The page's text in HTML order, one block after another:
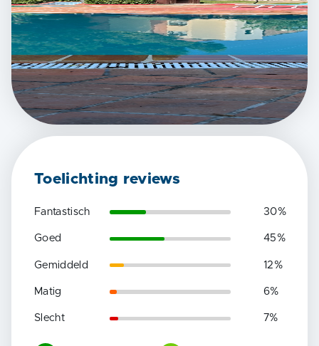
Toelichting reviews
Fantastisch 30%
Goed 45 %
Gemiddeld 12 %
Matig 6%
Slecht 7%